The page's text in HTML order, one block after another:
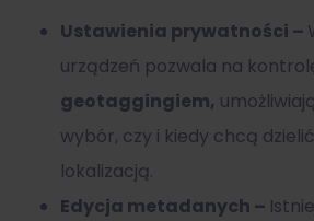
Ustawienia prywatności –
urządzeń pozwala na
geotaggingiem,
wybór, czy i kiedy chcą
lokalizacją.
Edycja metadanych –